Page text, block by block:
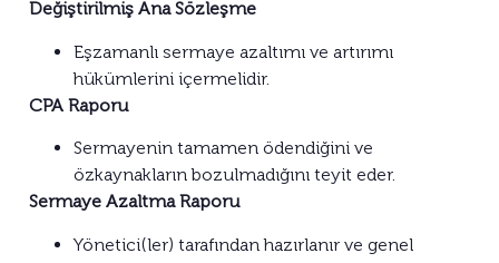
Değiştirilmiş Ana Sözleşme
Eşzamanlı sermaye azaltımı ve artırımı
hükümlerini içermelidir.
CPA Raporu
Sermayenin tamamen ödendiğini ve
özkaynakların bozulmadığını teyit eder.
Sermaye Azaltma Raporu
Yönetici(ler) tarafından hazırlanır ve genel